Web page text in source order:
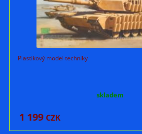
Plastikový model techniky
skladem
1 199 CZK